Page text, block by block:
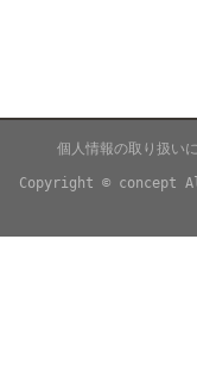
個人情報の取り扱い
Copyright © concept